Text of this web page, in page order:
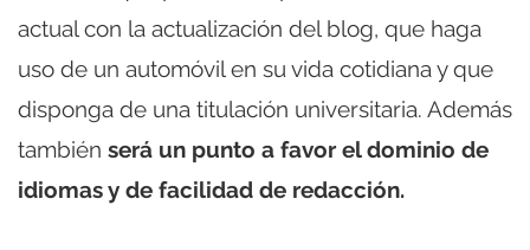
actual con la actualización del blog, que haga
uso de un automóvil en su vida cotidiana y que
disponga de una titulación universitaria. Además
también será un punto a favor el dominio de
idiomas y de facilidad de redacción.